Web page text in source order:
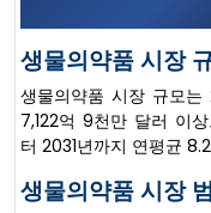
생물의약품 시장
생물의약품 시장 규모
7,122억 9천만 달러 이
터 2031년까지 연평균
생물의약품 시장